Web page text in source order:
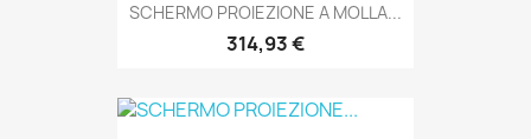
SCHERMO PROIEZIONE A MOLLA...
314,93 €